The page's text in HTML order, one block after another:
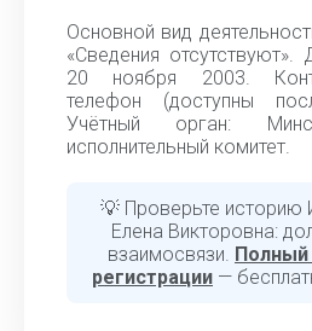
Основной вид
«Cведения отсутствуют».
20 ноября 2003.
телефон (доступны
Учётный орган:
исполнительный комитет.
💡 Проверьте
Елена Викторовна:
взаимосвязи. Полный
регистрации —